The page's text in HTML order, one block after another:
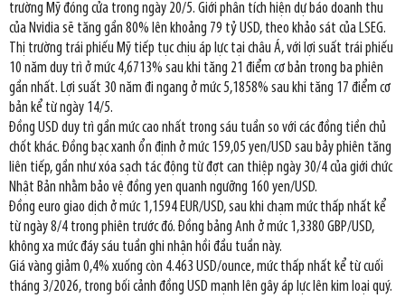
trường Mỹ đóng cửa trong ngày 20/5. Giới phân tích hiện dự báo doanh thu
của Nvidia sẽ tăng gần 80% lên khoảng 79 tỷ USD, theo khảo sát của LSEG.
Thị trường trái phiếu Mỹ tiếp tục chịu áp lực tại châu Á, với lợi suất trái phiếu
10 năm duy trì ở mức 4,6713% sau khi tăng 21 điểm cơ bản trong ba phiên
gần nhất. Lợi suất 30 năm đi ngang ở mức 5,1858% sau khi tăng 17 điểm cơ
bản kể từ ngày 14/5.
Đồng USD duy trì gần mức cao nhất trong sáu tuần so với các đồng tiền chủ
chốt khác. Đồng bạc xanh ổn định ở mức 159,05 yen/USD sau bảy phiên tăng
liên tiếp, gần như xóa sạch tác động từ đợt can thiệp ngày 30/4 của giới chức
Nhật Bản nhằm bảo vệ đồng yen quanh ngưỡng 160 yen/USD.
Đồng euro giao dịch ở mức 1,1594 EUR/USD, sau khi chạm mức thấp nhất kể
từ ngày 8/4 trong phiên trước đó. Đồng bảng Anh ở mức 1,3380 GBP/USD,
không xa mức đáy sáu tuần ghi nhận hồi đầu tuần này.
Giá vàng giảm 0,4% xuống còn 4.463 USD/ounce, mức thấp nhất kể từ cuối
tháng 3/2026, trong bối cảnh đồng USD mạnh lên gây áp lực lên kim loại quý.